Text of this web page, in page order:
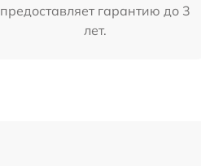
предоставляет гарантию до 3
лет.